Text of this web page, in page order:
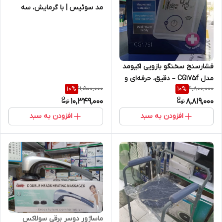
فشارسنج سخنگو بازویی اکیومد
مدل CG175f – دقیق، حرفه‌ای و
مناسب سالمندان
9,800,000
10%
8,819,000
افزودن به سبد
مد سوئیس | با گرمایش، سه
11,500,000
10%
10,349,000
افزودن به سبد
ماساژور دوسر برقی سولاکس